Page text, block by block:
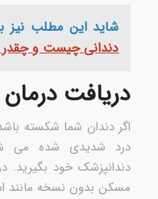
شاید این مطلب نیز
دندانی چیست و چقدر
دریافت
اگر دندان شما شکسته
درد شدیدی شده می
دندانپزشک خود بگیرید.
مسکن بدون نسخه مانند